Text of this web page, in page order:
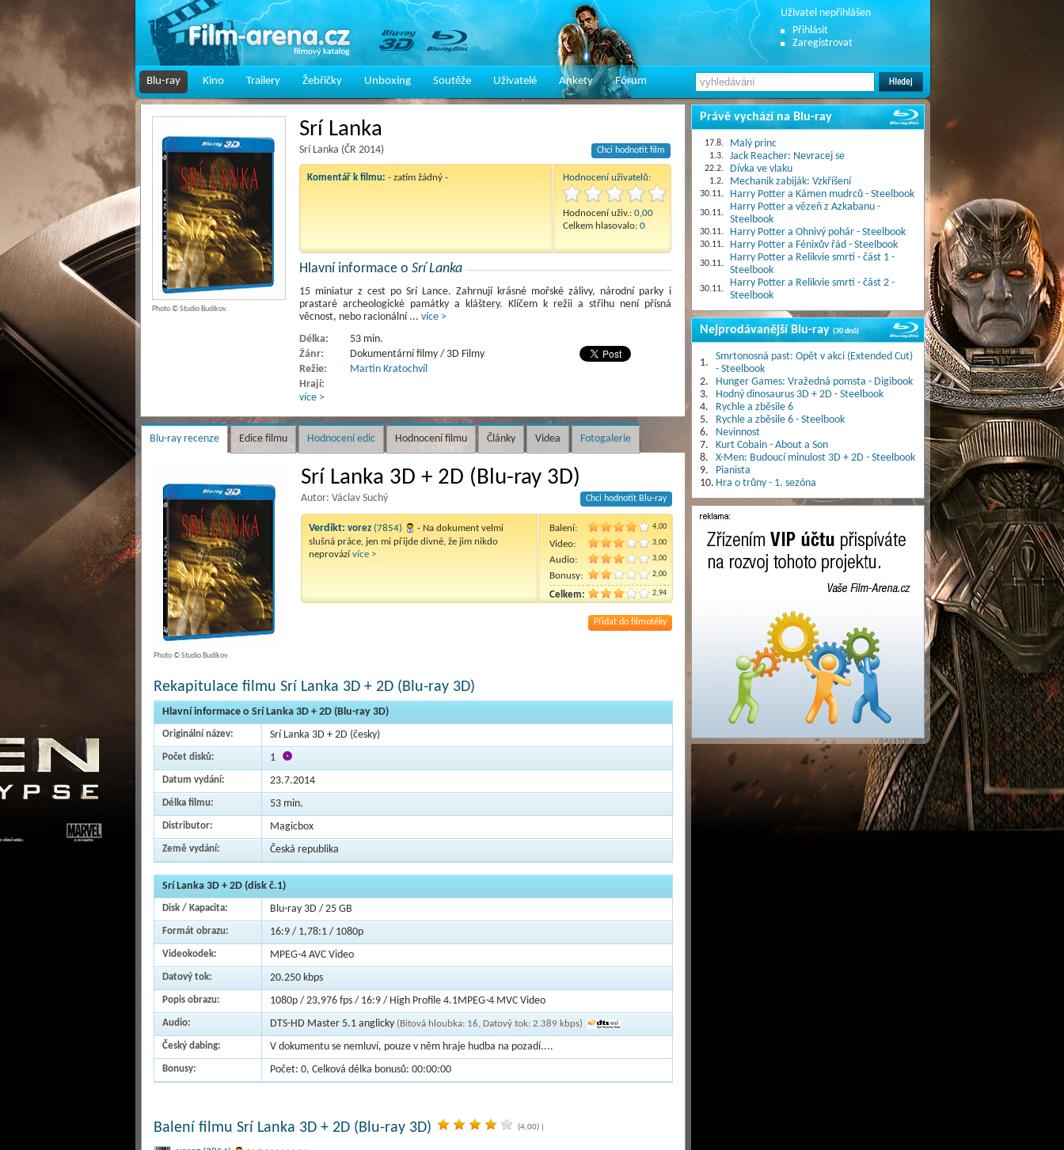
Uživatel nepřihlášen
Přihlásit
Zaregistrovat
Blu-ray Kino Trailery Žebříčky Unboxing Soutěže Uživatelé Ankety Fórum
Srí Lanka
Srí Lanka (ČR 2014) Chci hodnotit film
Komentář k filmu: - zatím žádný - Hodnocení uživatelů:
Hodnocení uživ.: 0,00
Celkem hlasovalo: 0
Hlavní informace o Srí Lanka
15 miniatur z cest po Srí Lance. Zahrnují krásné mořské zálivy, národní parky i
prastaré archeologické památky a kláštery. Klíčem k režii a střihu není přísná
věcnost, nebo racionální ... více >
Délka:
53 min.
Žánr:
Dokumentární filmy / 3D Filmy
Režie:
Martin Kratochvíl
Hrají:
více >
Photo © Studio Budíkov.
Blu-ray recenze Edice filmu Hodnocení edic Hodnocení filmu Články Videa Fotogalerie
Srí Lanka 3D + 2D (Blu-ray 3D)
Autor: Václav Suchý Chci hodnotit Blu-ray
Verdikt: vorez (7854)
- Na dokument velmi
slušná práce, jen mi přijde divné, že jim nikdo
neprovázívíce >
Balení: 4,00
Video: 3,00
Audio: 3,00
Bonusy: 2,00
Celkem: 2,94
Přidat do filmotéky
Photo © Studio Budíkov.
Rekapitulace filmu Srí Lanka 3D + 2D (Blu-ray 3D)
Hlavní informace o Srí Lanka 3D + 2D (Blu-ray 3D)
Originální název: Srí Lanka 3D + 2D (česky)
Počet disků: 1
Datum vydání: 23.7.2014
Délka filmu: 53 min.
Distributor: Magicbox
Země vydání: Česká republika
Srí Lanka 3D + 2D (disk č.1)
Disk / Kapacita: Blu-ray 3D / 25 GB
Formát obrazu: 16:9 / 1,78:1 / 1080p
Videokodek: MPEG-4 AVC Video
Datový tok: 20.250 kbps
Popis obrazu: 1080p / 23,976 fps / 16:9 / High Profile 4.1MPEG-4 MVC Video
Audio: DTS-HD Master 5.1 anglicky (Bitová hloubka: 16, Datový tok: 2.389 kbps)
Český dabing: V dokumentu se nemluví, pouze v něm hraje hudba na pozadí....
Bonusy: Počet: 0, Celková délka bonusů: 00:00:00
Balení filmu Srí Lanka 3D + 2D (Blu-ray 3D) (4,00)|
Právě vychází na Blu-ray
17.8. Malý princ
1.3. Jack Reacher: Nevracej se
22.2. Dívka ve vlaku
1.2. Mechanik zabiják: Vzkříšení
30.11. Harry Potter a Kámen mudrců - Steelbook
30.11.
Harry Potter a vězeň z Azkabanu -
Steelbook
30.11. Harry Potter a Ohnivý pohár - Steelbook
30.11. Harry Potter a Fénixův řád - Steelbook
30.11.
Harry Potter a Relikvie smrti - část 1 -
Steelbook
30.11.
Harry Potter a Relikvie smrti - část 2 -
Steelbook
Nejprodávanější Blu-ray(30 dnů)
1.
Smrtonosná past: Opět v akci (Extended Cut)
- Steelbook
2.
Hunger Games: Vražedná pomsta - Digibook
3.
Hodný dinosaurus 3D + 2D - Steelbook
4.
Rychle a zběsile 6
5.
Rychle a zběsile 6 - Steelbook
6.
Nevinnost
7.
Kurt Cobain - About a Son
8.
X-Men: Budoucí minulost 3D + 2D - Steelbook
9.
Pianista
10. Hra o trůny - 1. sezóna